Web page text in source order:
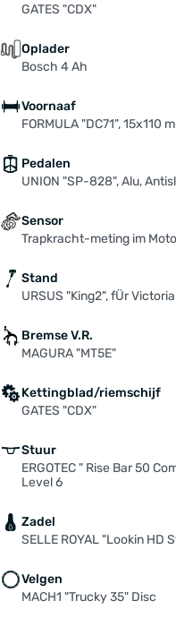
GATES "CDX"
Oplader
Bosch 4 Ah
Voornaaf
FORMULA "DC71", 15x110
Pedalen
UNION "SP-828", Alu,
Sensor
Trapkracht-meting im
Stand
URSUS "King2", fÜr
Bremse V.R.
MAGURA "MT5E"
Kettingblad/riemschijf
GATES "CDX"
Stuur
ERGOTEC " Rise Bar 50
Level 6
Zadel
SELLE ROYAL "Lookin HD
Velgen
MACH1 "Trucky 35" Disc